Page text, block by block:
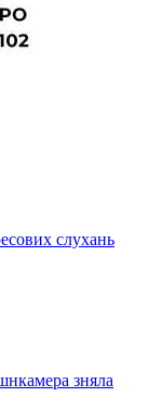
слухань
зняла